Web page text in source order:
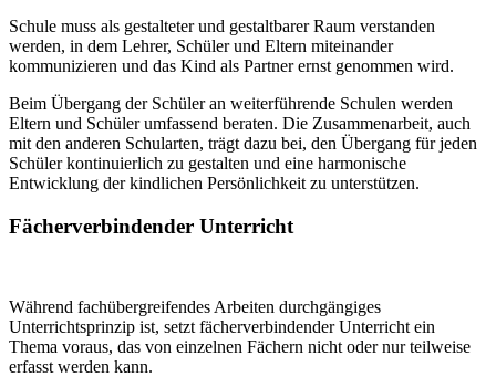
Schule muss als gestalteter und gestaltbarer Raum verstanden
werden, in dem Lehrer, Schüler und Eltern miteinander
kommunizieren und das Kind als Partner ernst genommen wird.
Beim Übergang der Schüler an weiterführende Schulen werden
Eltern und Schüler umfassend beraten. Die Zusammenarbeit, auch
mit den anderen Schularten, trägt dazu bei, den Übergang für jeden
Schüler kontinuierlich zu gestalten und eine harmonische
Entwicklung der kindlichen Persönlichkeit zu unterstützen.
Fächerverbindender Unterricht
Während fachübergreifendes Arbeiten durchgängiges
Unterrichtsprinzip ist, setzt fächerverbindender Unterricht ein
Thema voraus, das von einzelnen Fächern nicht oder nur teilweise
erfasst werden kann.